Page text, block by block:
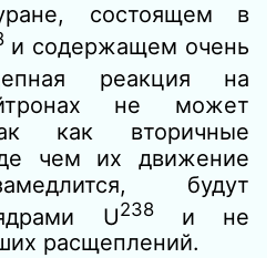
состоящем в
и содержащем очень
реакция на
не может
как вторичные
чем их движение
будут
U238и не
расщеплений.